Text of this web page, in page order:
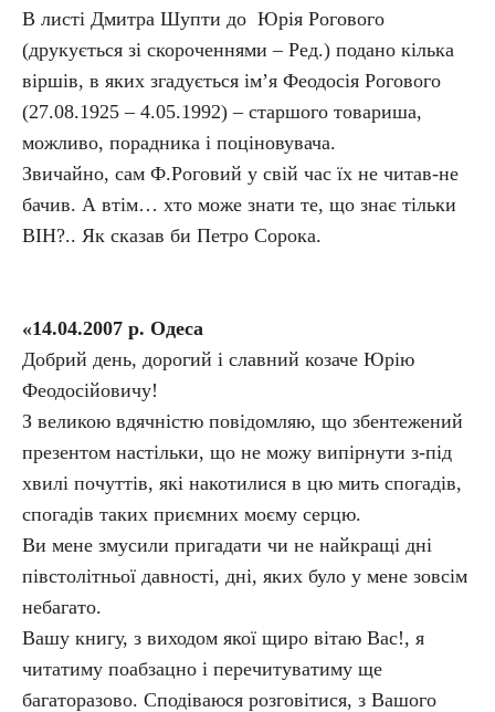
В листі Дмитра Шупти до Юрія Рогового
(друкується зі скороченнями – Ред.) подано кілька
віршів, в яких згадується ім’я Феодосія Рогового
(27.08.1925 – 4.05.1992) – старшого товариша,
можливо, порадника і поціновувача.
Звичайно, сам Ф.Роговий у свій час їх не читав-не
бачив. А втім… хто може знати те, що знає тільки
ВІН?.. Як сказав би Петро Сорока.
«14.04.2007 р. Одеса
Добрий день, дорогий і славний козаче Юрію
Феодосійовичу!
З великою вдячністю повідомляю, що збентежений
презентом настільки, що не можу випірнути з-під
хвилі почуттів, які накотилися в цю мить спогадів,
спогадів таких приємних моєму серцю.
Ви мене змусили пригадати чи не найкращі дні
півстолітньої давності, дні, яких було у мене зовсім
небагато.
Вашу книгу, з виходом якої щиро вітаю Вас!, я
читатиму поабзацно і перечитуватиму ще
багаторазово. Сподіваюся розговітися, з Вашого